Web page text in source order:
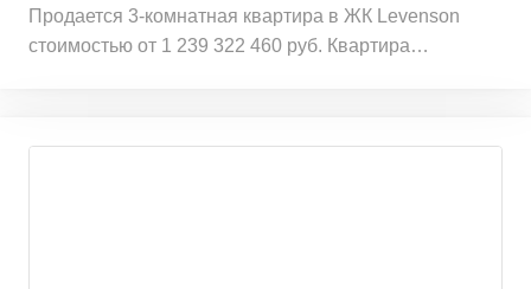
Продается 3-комнатная квартира в ЖК Levenson
стоимостью от 1 239 322 460 руб. Квартира